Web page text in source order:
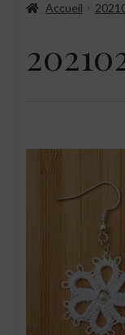
Boutique
Conseils
Accueil